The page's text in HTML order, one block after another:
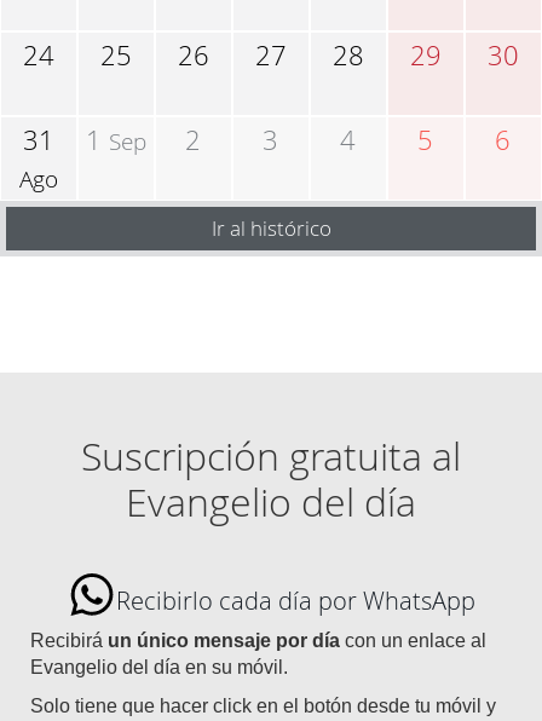
24 25 26 27 28 29 30
31
Ago
1 Sep 2 3 4 5 6
Ir al histórico
Suscripción gratuita al
Evangelio del día
Recibirlo cada día por WhatsApp
Recibirá un único mensaje por día con un enlace al
Evangelio del día en su móvil.
Solo tiene que hacer click en el botón desde tu móvil y